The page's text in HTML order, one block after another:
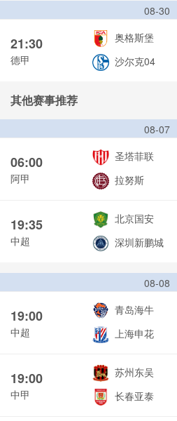
08-30
21:30
德甲
奥格斯堡
沙尔克04
其他赛事推荐
08-07
06:00
阿甲
圣塔菲联
拉努斯
19:35
中超
北京国安
深圳新鹏城
08-08
19:00
中超
青岛海牛
上海申花
19:00
中甲
苏州东吴
长春亚泰